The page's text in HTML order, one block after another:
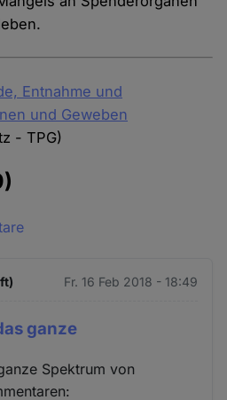
Entnahme und
und Geweben
- TPG)
Fr. 16 Feb 2018 - 18:49
ganze
Spektrum von